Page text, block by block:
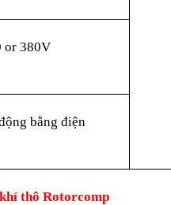
or 380V
bằng điện
thô Rotorcomp